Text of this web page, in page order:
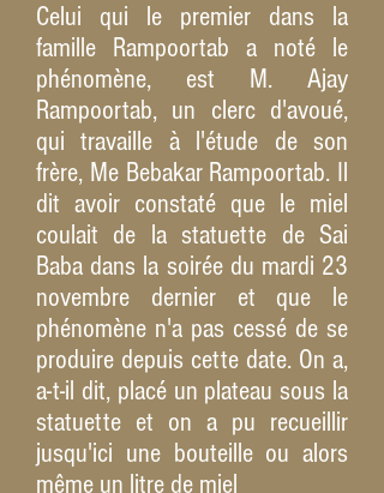
Celui qui le premier dans la
famille Rampoortab a noté le
phénomène, est M. Ajay
Rampoortab, un clerc d'avoué,
qui travaille à l'étude de son
frère, Me Bebakar Rampoortab. Il
dit avoir constaté que le miel
coulait de la statuette de Sai
Baba dans la soirée du mardi 23
novembre dernier et que le
phénomène n'a pas cessé de se
produire depuis cette date. On a,
a-t-il dit, placé un plateau sous la
statuette et on a pu recueillir
jusqu'ici une bouteille ou alors
même un litre de miel